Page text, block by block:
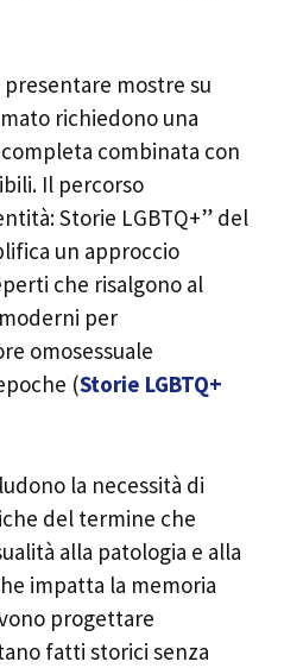
mostre su
richiedono una
combinata con
Il percorso
Storie LGBTQ+” del
un approccio
che risalgono al
per
omosessuale
(Storie LGBTQ+
la necessità di
del termine che
alla patologia e alla
impatta la memoria
progettare
fatti storici senza